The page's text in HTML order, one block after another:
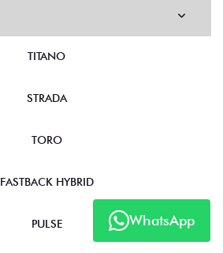
WhatsApp
TITANO
STRADA
TORO
FASTBACK HYBRID
PULSE